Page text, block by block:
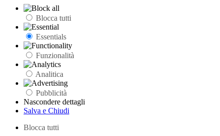
Blocca tutti
Essentials
Funzionalità
Analitica
Pubblicità
Nascondere dettagli
Salva e Chiudi
Blocca tutti